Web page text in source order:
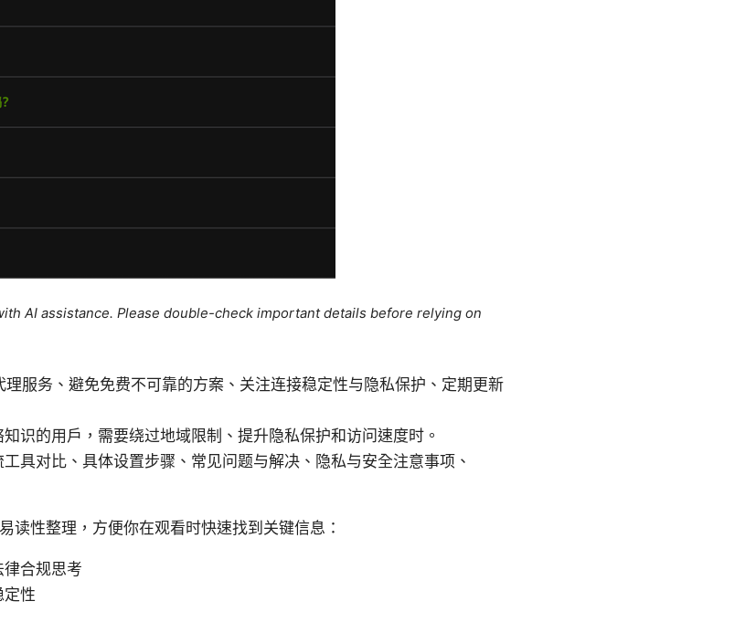
AI assistance. Please double-check important details before relying on
服务、避免免费不可靠的方案、关注连接稳定性与隐私保护、定期更新
识的用户，需要绕过地域限制、提升隐私保护和访问速度时。
具对比、具体设置步骤、常见问题与解决、隐私与安全注意事项、
读性整理，方便你在观看时快速找到关键信息：
合规思考
定性